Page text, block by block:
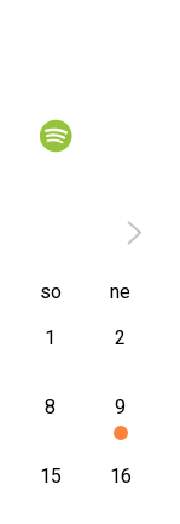
so
ne
1 2
8 9
15 16